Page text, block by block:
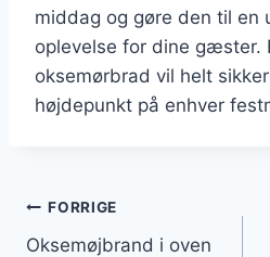
middag og gøre den til en
oplevelse for dine gæster.
oksemørbrad vil helt
højdepunkt på enhver
FORRIGE
Oksemøjbrand i oven